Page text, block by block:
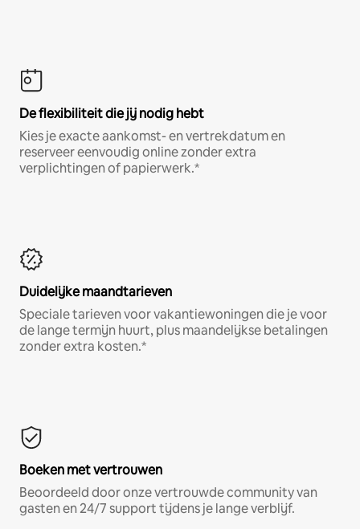
De flexibiliteit die jij nodig hebt
Kies je exacte aankomst- en vertrekdatum en
reserveer eenvoudig online zonder extra
verplichtingen of papierwerk.*
Duidelijke maandtarieven
Speciale tarieven voor vakantiewoningen die je voor
de lange termijn huurt, plus maandelijkse betalingen
zonder extra kosten.*
Boeken met vertrouwen
Beoordeeld door onze vertrouwde community van
gasten en 24/7 support tijdens je lange verblijf.